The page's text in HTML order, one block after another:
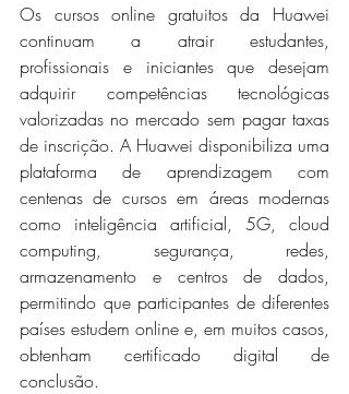
Os cursos online gratuitos da Huawei
continuam a atrair estudantes,
profissionais e iniciantes que desejam
adquirir competências tecnológicas
valorizadas no mercado sem pagar taxas
de inscrição. A Huawei disponibiliza uma
plataforma de aprendizagem com
centenas de cursos em áreas modernas
como inteligência artificial, 5G, cloud
computing, segurança, redes,
armazenamento e centros de dados,
permitindo que participantes de diferentes
países estudem online e, em muitos casos,
obtenham certificado digital de
conclusão.